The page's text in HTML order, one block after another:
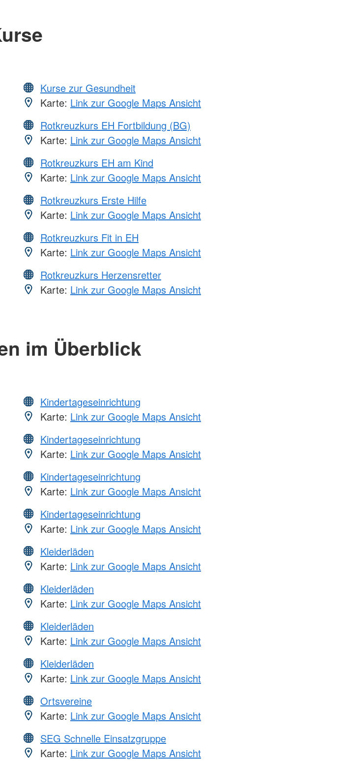
Kurse zur Gesundheit
Karte: Link zur Google Maps Ansicht
Rotkreuzkurs EH Fortbildung (BG)
Karte: Link zur Google Maps Ansicht
Rotkreuzkurs EH am Kind
Karte: Link zur Google Maps Ansicht
Rotkreuzkurs Erste Hilfe
Karte: Link zur Google Maps Ansicht
Rotkreuzkurs Fit in EH
Karte: Link zur Google Maps Ansicht
Rotkreuzkurs Herzensretter
Karte: Link zur Google Maps Ansicht
im Überblick
Kindertageseinrichtung
Karte: Link zur Google Maps Ansicht
Kindertageseinrichtung
Karte: Link zur Google Maps Ansicht
Kindertageseinrichtung
Karte: Link zur Google Maps Ansicht
Kindertageseinrichtung
Karte: Link zur Google Maps Ansicht
Kleiderläden
Karte: Link zur Google Maps Ansicht
Kleiderläden
Karte: Link zur Google Maps Ansicht
Kleiderläden
Karte: Link zur Google Maps Ansicht
Kleiderläden
Karte: Link zur Google Maps Ansicht
Ortsvereine
Karte: Link zur Google Maps Ansicht
SEG Schnelle Einsatzgruppe
Karte: Link zur Google Maps Ansicht